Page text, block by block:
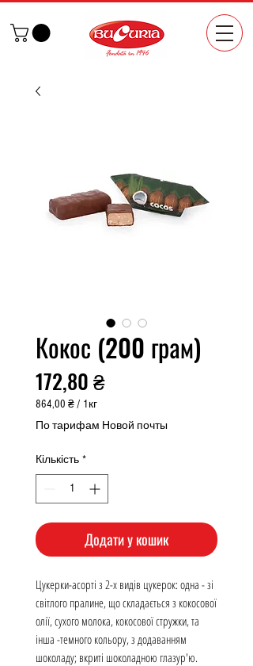
Кокос (200 грам)
172,80 ₴Ціна
864,00 ₴/ 1кг
864,00 ₴
Кілограм
По тарифам Новой почты
Кількість *
Додати у кошик
Цукерки-асорті з 2-х видів цукерок: одна - зі
світлого пралине, що складається з кокосової
олії, сухого молока, кокосової стружки, та
інша -темного кольору, з додаванням
шоколаду; вкриті шоколадною глазур'ю.